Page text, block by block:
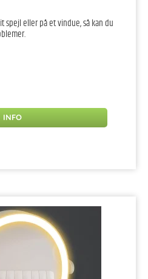
eller på et vindue, så kan du
INFO